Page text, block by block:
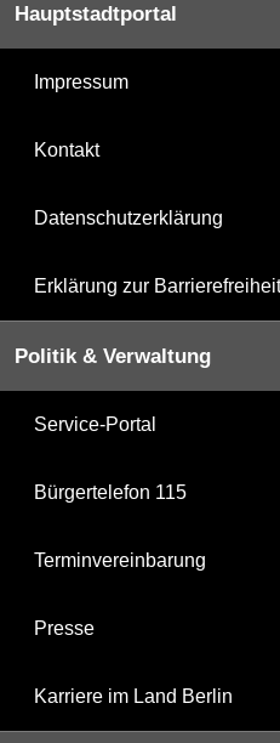
Hauptstadtportal
Impressum
Kontakt
Datenschutzerklärung
Erklärung zur Barrierefreiheit
Politik & Verwaltung
Service-Portal
Bürgertelefon 115
Terminvereinbarung
Presse
Karriere im Land Berlin